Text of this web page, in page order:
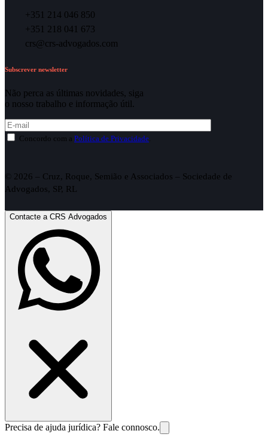
+351 214 046 850
+351 218 041 673
crs@crs-advogados.com
Subscrever newsletter
Não perca as últimas novidades, siga
o nosso trabalho e informação útil.
Concordo com a Política de Privacidade
© 2026 – Cruz, Roque, Semião e Associados – Sociedade de
Advogados, SP, RL
Contacte a CRS Advogados
Precisa de ajuda jurídica? Fale connosco.